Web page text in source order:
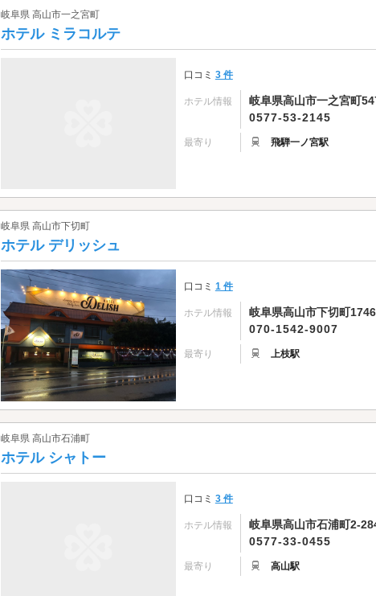
岐阜県 高山市一之宮町
ホテル ミラコルテ
口コミ 3 件
ホテル情報
岐阜県高山市一之宮町
0577-53-2145
最寄り 飛騨一ノ宮駅
岐阜県 高山市下切町
ホテル デリッシュ
口コミ 1 件
ホテル情報
岐阜県高山市下切町1746
070-1542-9007
最寄り 上枝駅
岐阜県 高山市石浦町
ホテル シャトー
口コミ 3 件
ホテル情報
岐阜県高山市石浦町2-
0577-33-0455
最寄り 高山駅